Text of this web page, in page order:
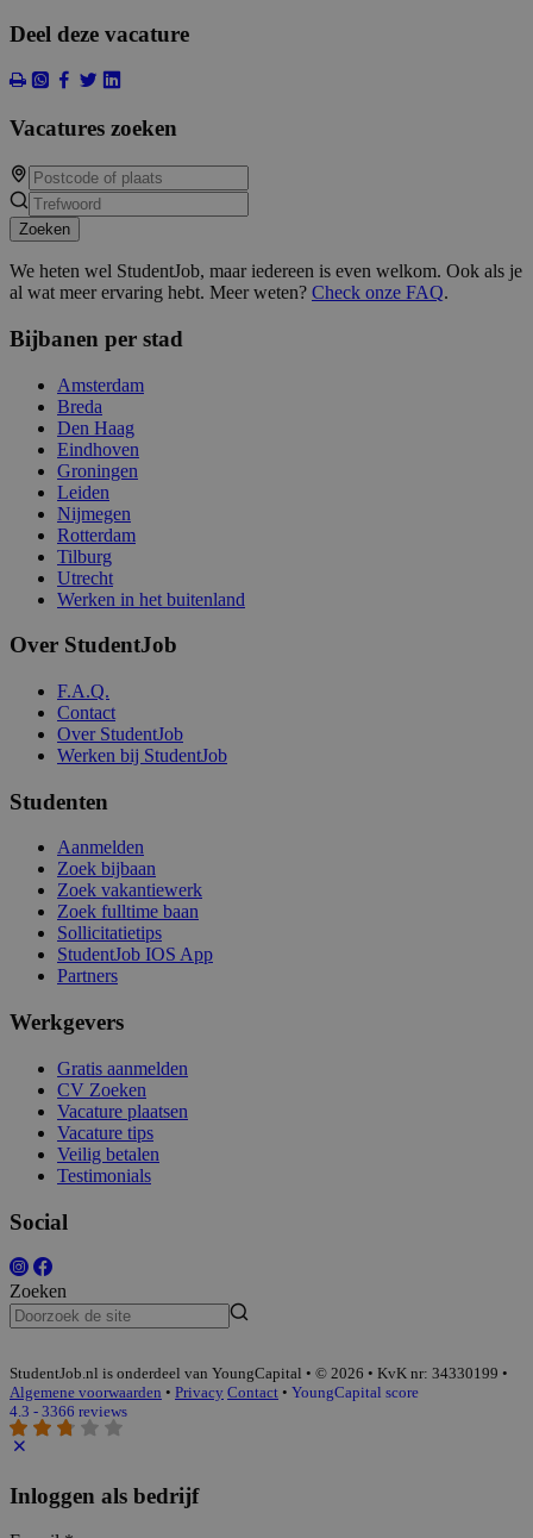
Deel deze vacature
Vacatures zoeken
Zoeken
We heten wel StudentJob, maar iedereen is even welkom. Ook als je
al wat meer ervaring hebt. Meer weten? Check onze FAQ.
Bijbanen per stad
Amsterdam
Breda
Den Haag
Eindhoven
Groningen
Leiden
Nijmegen
Rotterdam
Tilburg
Utrecht
Werken in het buitenland
Over StudentJob
F.A.Q.
Contact
Over StudentJob
Werken bij StudentJob
Studenten
Aanmelden
Zoek bijbaan
Zoek vakantiewerk
Zoek fulltime baan
Sollicitatietips
StudentJob IOS App
Partners
Werkgevers
Gratis aanmelden
CV Zoeken
Vacature plaatsen
Vacature tips
Veilig betalen
Testimonials
Social
Zoeken
StudentJob.nl is onderdeel van YoungCapital • © 2026 • KvK nr: 34330199 •
Algemene voorwaarden • Privacy Contact • YoungCapital score
4.3 - 3366 reviews
Inloggen als bedrijf